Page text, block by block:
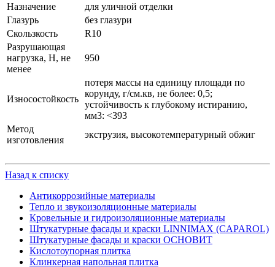
Назначение
для уличной отделки
Глазурь
без глазури
Скользкость
R10
Разрушающая
нагрузка, Н, не
менее
950
Износостойкость
потеря массы на единицу площади по
корунду, г/см.кв, не более: 0,5;
устойчивость к глубокому истиранию,
мм3: <393
Метод
изготовления
экструзия, высокотемпературный обжиг
Назад к списку
Антикоррозийные материалы
Тепло и звукоизоляционные материалы
Кровельные и гидроизоляционные материалы
Штукатурные фасады и краски LINNIMAX (CAPAROL)
Штукатурные фасады и краски ОСНОВИТ
Кислотоупорная плитка
Клинкерная напольная плитка